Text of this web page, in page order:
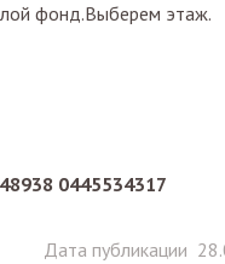
фонд.Выберем этаж.
0445534317
Дата публикации